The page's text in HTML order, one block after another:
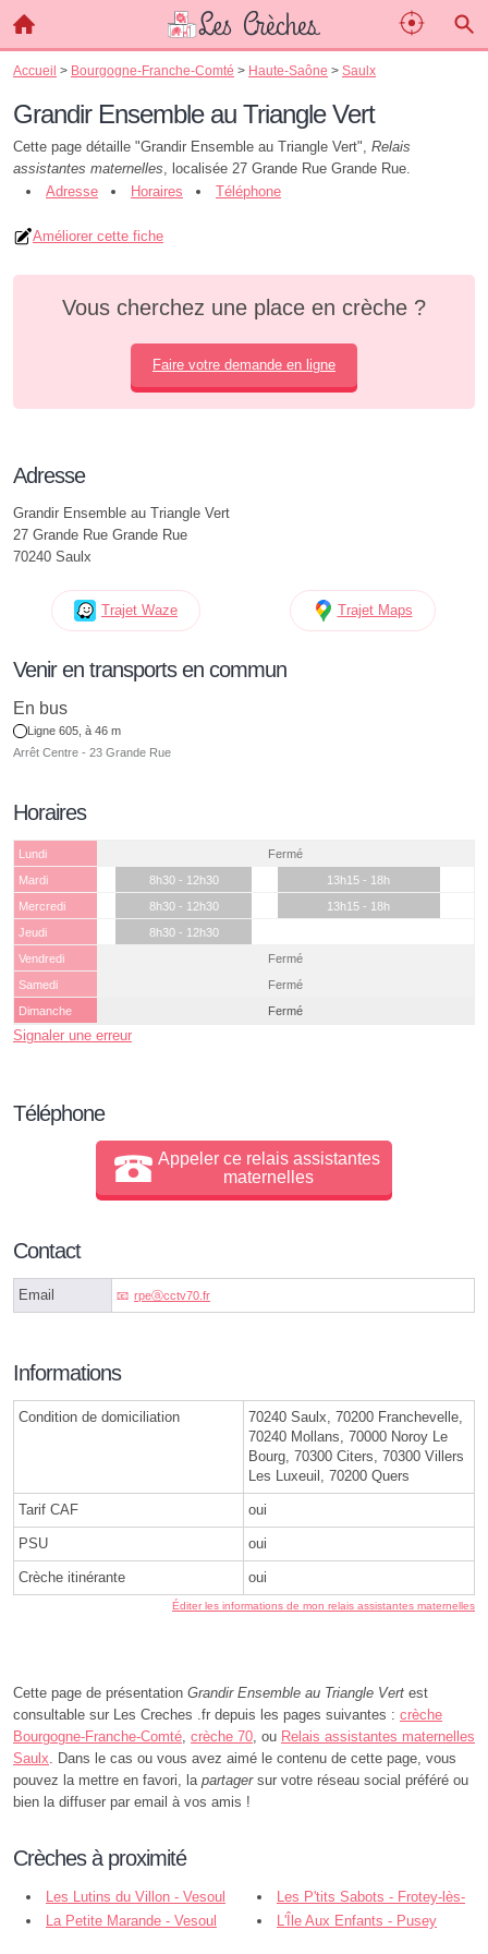
Accueil > Bourgogne-Franche-Comté > Haute-Saône > Saulx
Grandir Ensemble au Triangle Vert
Cette page détaille "Grandir Ensemble au Triangle Vert", Relais
assistantes maternelles, localisée 27 Grande Rue Grande Rue.
Adresse
Horaires Téléphone
Améliorer cette fiche
Vous cherchez une place en crèche ?
Faire votre demande en ligne
Adresse
Grandir Ensemble au Triangle Vert
27 Grande Rue Grande Rue
70240 Saulx
Trajet Waze Trajet Maps
Venir en transports en commun
En bus
Ligne 605, à 46 m
Arrêt Centre - 23 Grande Rue
Horaires
Lundi
Fermé
Mardi
8h30 - 12h30
13h15 - 18h
Mercredi
8h30 - 12h30
13h15 - 18h
Jeudi
8h30 - 12h30
Vendredi
Fermé
Samedi
Fermé
Dimanche
Fermé
Signaler une erreur
Téléphone
Appeler ce relais assistantes
maternelles
Contact
Email rpeⓐcctv70.fr
Informations
Condition de domiciliation
70240 Saulx, 70200 Franchevelle,
70240 Mollans, 70000 Noroy Le
Bourg, 70300 Citers, 70300 Villers
Les Luxeuil, 70200 Quers
Tarif CAF oui
PSU oui
Crèche itinérante oui
Éditer les informations de mon relais assistantes maternelles
Cette page de présentation Grandir Ensemble au Triangle Vert est
consultable sur Les Creches .fr depuis les pages suivantes : crèche
Bourgogne-Franche-Comté, crèche 70, ou Relais assistantes maternelles
Saulx. Dans le cas ou vous avez aimé le contenu de cette page, vous
pouvez la mettre en favori, la partagersur votre réseau social préféré ou
bien la diffuser par email à vos amis !
Crèches à proximité
Les Lutins du Villon - Vesoul
Les P'tits Sabots - Frotey-lès-
Vesoul
La Petite Marande - Vesoul L'Île Aux Enfants - Pusey